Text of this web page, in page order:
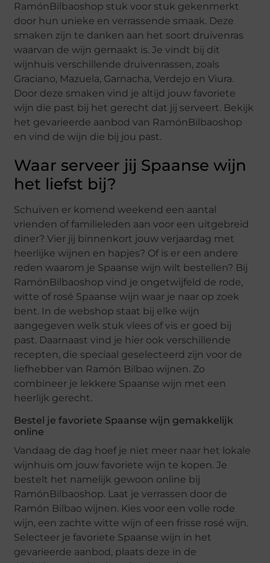
RamónBilbaoshop stuk voor stuk gekenmerkt
door hun unieke en verrassende smaak. Deze
smaken zijn te danken aan het soort druivenras
waarvan de wijn gemaakt is. Je vindt bij dit
wijnhuis verschillende druivenrassen, zoals
Graciano, Mazuela, Garnacha, Verdejo en Viura.
Door deze smaken vind je altijd jouw favoriete
wijn die past bij het gerecht dat jij serveert. Bekijk
het gevarieerde aanbod van RamónBilbaoshop
en vind de wijn die bij jou past.
Waar serveer jij Spaanse wijn
het liefst bij?
Schuiven er komend weekend een aantal
vrienden of familieleden aan voor een uitgebreid
diner? Vier jij binnenkort jouw verjaardag met
heerlijke wijnen en hapjes? Of is er een andere
reden waarom je Spaanse wijn wilt bestellen? Bij
RamónBilbaoshop vind je ongetwijfeld de rode,
witte of rosé Spaanse wijn waar je naar op zoek
bent. In de webshop staat bij elke wijn
aangegeven welk stuk vlees of vis er goed bij
past. Daarnaast vind je hier ook verschillende
recepten, die speciaal geselecteerd zijn voor de
liefhebber van Ramón Bilbao wijnen. Zo
combineer je lekkere Spaanse wijn met een
heerlijk gerecht.
Bestel je favoriete Spaanse wijn gemakkelijk
online
Vandaag de dag hoef je niet meer naar het lokale
wijnhuis om jouw favoriete wijn te kopen. Je
bestelt het namelijk gewoon online bij
RamónBilbaoshop. Laat je verrassen door de
Ramón Bilbao wijnen. Kies voor een volle rode
wijn, een zachte witte wijn of een frisse rosé wijn.
Selecteer je favoriete Spaanse wijn in het
gevarieerde aanbod, plaats deze in de